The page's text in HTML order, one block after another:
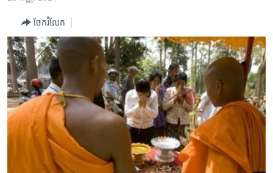
ម្តង
រំលង​
និង​
ចូល​
ទៅ​
ទំព័រ​
រចនា
ហេឡូវីអូអេ
កម្ពុជាច្នៃប្រតិដ្ឋ
ព្រឹត្តិការណ៍ព័ត៌មាន
ទូរទស្សន៍ / វីដេអូ​
វិទ្យុ / ផតខាសថ៍
កម្មវិធីទាំងអស់
Khmer English
ចែករំលែក